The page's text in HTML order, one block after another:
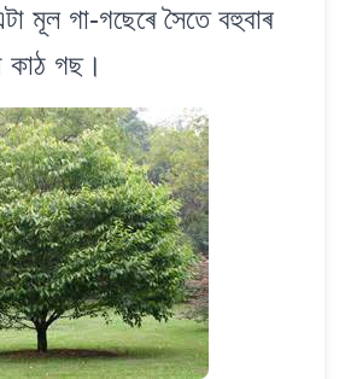
মূল গা-গছেৰে সৈতে বহুবাৰ
কাঠ গছ।